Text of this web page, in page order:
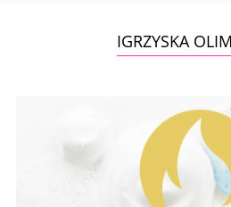
IGRZYSKA